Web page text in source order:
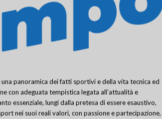
panoramica dei fatti sportivi e della vita tecnica ed
con adeguata tempistica legata all’attualità e
essenziale, lungi dalla pretesa di essere esaustivo,
nei suoi reali valori, con passione e partecipazione,